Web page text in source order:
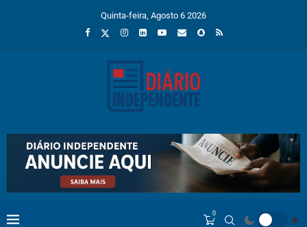
Quinta-feira, Agosto 6 2026
0